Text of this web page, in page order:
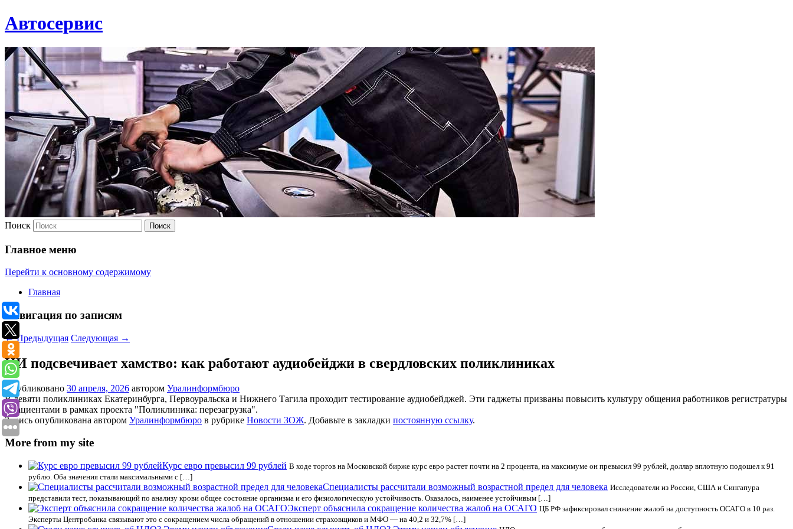
Автосервис
Поиск
Главное меню
Перейти к основному содержимому
Главная
Навигация по записям
←Предыдущая Следующая →
ИИ подсвечивает хамство: как работают аудиобейджи в свердловских поликлиниках
Опубликовано 30 апреля, 2026 автором Уралинформбюро
В девяти поликлиниках Екатеринбурга, Первоуральска и Нижнего Тагила проходит тестирование аудиобейджей. Эти гаджеты призваны повысить культуру общения работников регистратуры
с пациентами в рамках проекта "Поликлиника: перезагрузка".
Запись опубликована автором Уралинформбюро в рубрике Новости ЗОЖ. Добавьте в закладки постоянную ссылку.
More from my site
Курс евро превысил 99 рублей В ходе торгов на Московской бирже курс евро растет почти на 2 процента, на максимуме он превысил 99 рублей, доллар вплотную подошел к 91
рублю. Оба значения стали максимальными с […]
Специалисты рассчитали возможный возрастной предел для человека Исследователи из России, США и Сингапура
представили тест, показывающий по анализу крови общее состояние организма и его физиологическую устойчивость. Оказалось, наименее устойчивым […]
Эксперт объяснила сокращение количества жалоб на ОСАГО ЦБ РФ зафиксировал снижение жалоб на доступность ОСАГО в 10 раз.
Эксперты Центробанка связывают это с сокращением числа обращений в отношении страховщиков и МФО — на 40,2 и 32,7% […]